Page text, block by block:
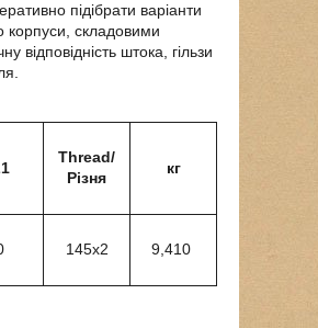
підібрати варіанти
корпуси, складовими
відповідність штока, гільзи
Thread/
Різня
кг
145х2 9,410